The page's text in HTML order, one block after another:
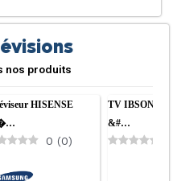
nos produits
HISENSE
0 (0)
TV IBSON LED
&#…